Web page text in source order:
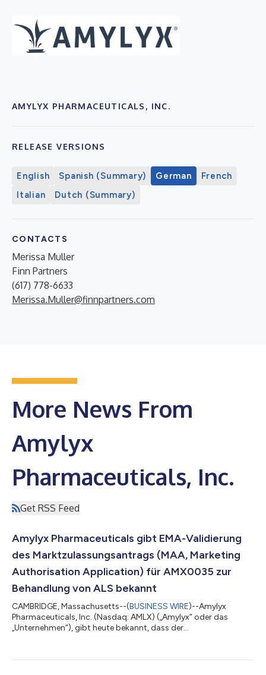
AMYLYX PHARMACEUTICALS, INC.
RELEASE VERSIONS
English Spanish (Summary) German
French
Italian
Dutch (Summary)
CONTACTS
Merissa Muller
Finn Partners
(617) 778-6633
Merissa.Muller@finnpartners.com
More News From
Amylyx
Pharmaceuticals, Inc.
Get RSS Feed
Amylyx Pharmaceuticals gibt EMA-Validierung
des Marktzulassungsantrags (MAA, Marketing
Authorisation Application) für AMX0035 zur
Behandlung von ALS bekannt
CAMBRIDGE, Massachusetts--(BUSINESS WIRE)--Amylyx
Pharmaceuticals, Inc. (Nasdaq: AMLX) („Amylyx“ oder das
„Unternehmen“), gibt heute bekannt, dass der
ebenfalls bekannt als Taurursodiol]) zur Behandlung von ALS